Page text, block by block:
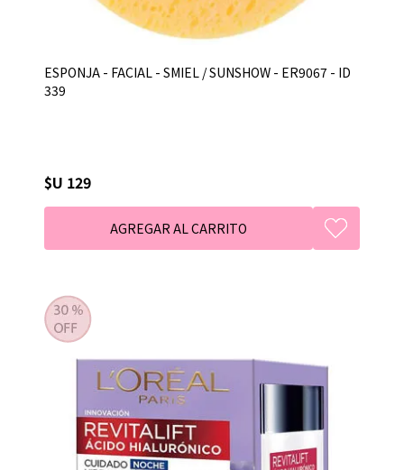
ESPONJA - FACIAL - SMIEL / SUNSHOW - ER9067 - ID
339
$U 129